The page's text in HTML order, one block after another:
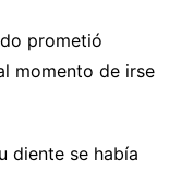
prometió
momento de irse
diente se había